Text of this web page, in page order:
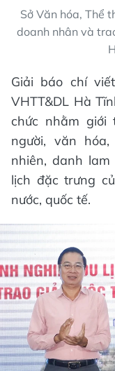
Sở Văn hóa, Thể
doanh nhân và
Giải báo chí
VHTT&DL Hà
chức nhằm giới
người, văn
nhiên, danh
lịch đặc trưng
nước, quốc tế.